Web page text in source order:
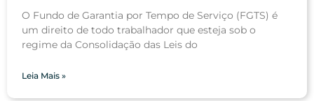
O Fundo de Garantia por Tempo de Serviço (FGTS) é
um direito de todo trabalhador que esteja sob o
regime da Consolidação das Leis do
Leia Mais »